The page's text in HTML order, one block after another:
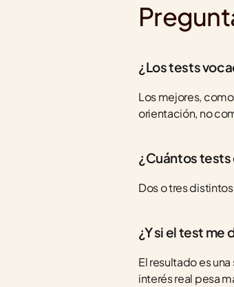
¿Los tests
Los mejores,
orientación, no
¿Cuántos
Dos o tres
¿Y si el test me
El resultado es
interés real pesa